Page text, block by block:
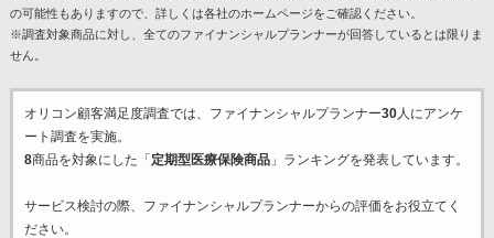
の可能性もありますので、詳しくは各社のホームページをご確認ください。
※調査対象商品に対し、全てのファイナンシャルプランナーが回答しているとは限りま
せん。
オリコン顧客満足度調査では、ファイナンシャルプランナー30人にアンケ
ート調査を実施。
8商品を対象にした「 定期型医療保険商品」ランキングを発表しています。
サービス検討の際、ファイナンシャルプランナーからの評価をお役立てく
ださい。